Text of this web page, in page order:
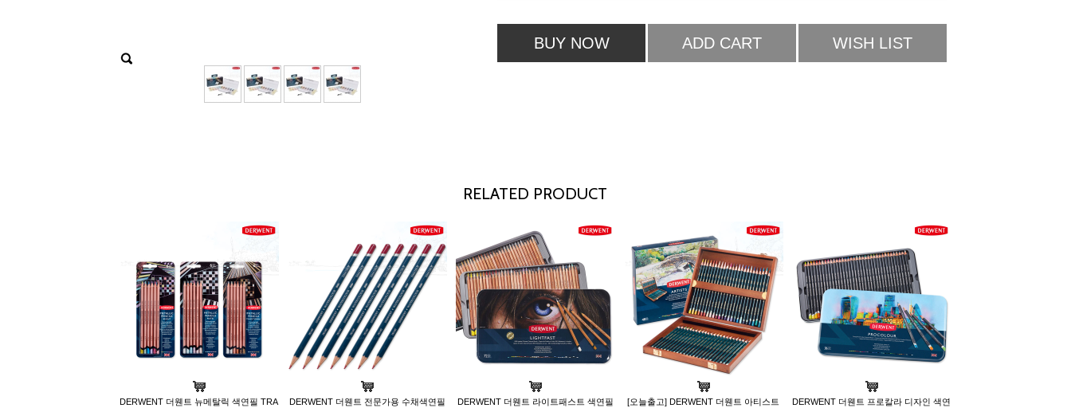
BUY NOW ADD CART WISH LIST
RELATED PRODUCT
DERWENT 더웬트 뉴메탈릭 색연필 TRA
DERWENT 더웬트 전문가용 수채색연필
DERWENT 더웬트 라이트패스트 색연필
[오늘출고] DERWENT 더웬트 아티스트
DERWENT 더웬트 프로칼라 디자인 색연